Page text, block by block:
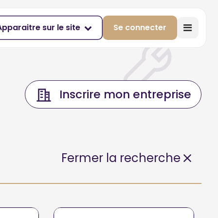
sur le site Se connecter
Inscrire mon entreprise
Fermer la recherche